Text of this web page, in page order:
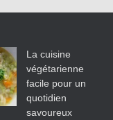
La cuisine
végétarienne
facile pour un
quotidien
savoureux